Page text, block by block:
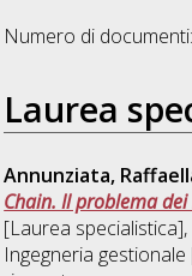
Numero di documenti:
Laurea
Annunziata,
Chain. Il problema
[Laurea
Ingegneria